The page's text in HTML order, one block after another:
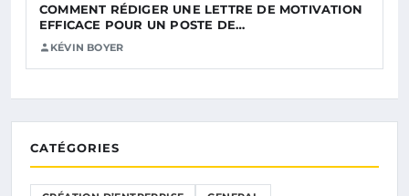
COMMENT RÉDIGER UNE LETTRE DE MOTIVATION
EFFICACE POUR UN POSTE DE…
KÉVIN BOYER
CATÉGORIES